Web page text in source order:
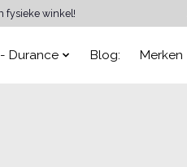
fysieke winkel!
Durance Blog: Merken